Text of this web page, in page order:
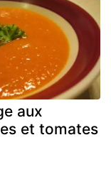
aux
et tomates